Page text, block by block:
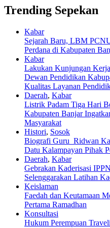
Trending Sepekan
Kabar
Sejarah Baru, LBM
Perdana di Kabupaten
Kabar
Lakukan Kunjungan
Dewan Pendidikan
Kualitas Layanan
Daerah, Kabar
Listrik Padam Tiga Hari
Kabupaten Banjar
Masyarakat
Histori, Sosok
Biografi Guru Ridwan
Datu Kalampayan Pihak
Daerah, Kabar
Gebrakan Kaderisasi
Selenggarakan Latihan
Keislaman
Faedah dan Keutamaan
Pertama Ramadhan
Konsultasi
Hukum Perempuan